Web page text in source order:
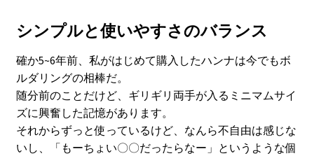
シンプルと使いやすさのバランス
確か5~6年前、私がはじめて購入したハンナは今でもボ
ルダリングの相棒だ。
随分前のことだけど、ギリギリ両手が入るミニマムサイ
ズに興奮した記憶があります。
それからずっと使っているけど、なんら不自由は感じな
いし、「もーちょい〇〇だったらなー」というような個